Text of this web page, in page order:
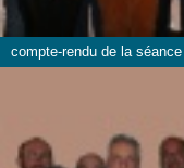
compte-rendu de la